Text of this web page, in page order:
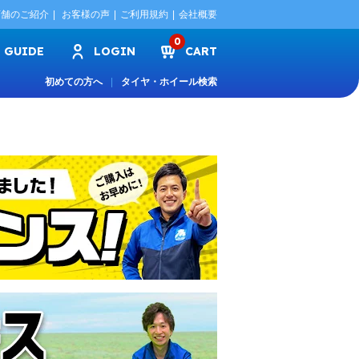
のご紹介 お客様の声 ご利用規約 会社概要
GUIDE LOGIN
0
CART
初めての方へ タイヤ・ホイール検索